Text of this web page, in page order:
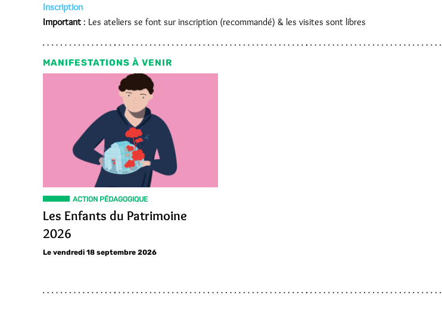
Inscription
Important : Les ateliers se font sur inscription (recommandé) & les visites sont libres
MANIFESTATIONS À VENIR
ACTION PÉDAGOGIQUE
Les Enfants du Patrimoine
2026
Le vendredi 18 septembre 2026